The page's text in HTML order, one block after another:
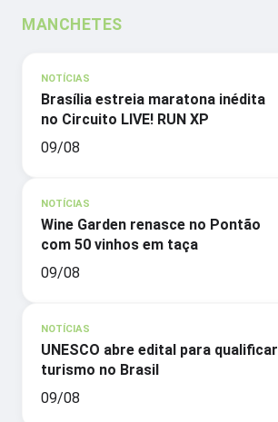
MANCHETES
NOTÍCIAS
Brasília estreia maratona inédita
no Circuito LIVE! RUN XP
09/08
NOTÍCIAS
Wine Garden renasce no Pontão
com 50 vinhos em taça
09/08
NOTÍCIAS
UNESCO abre edital para qualificar
turismo no Brasil
09/08